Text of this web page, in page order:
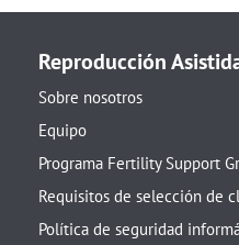
Reproducción
Sobre nosotros
Equipo
Programa Fertility Support
Requisitos de selección de
Política de seguridad